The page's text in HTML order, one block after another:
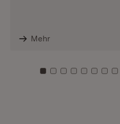
Mehr
Zu Kachel: 0
Zu Kachel: 1
Zu Kachel: 2
ZuZuZuZu